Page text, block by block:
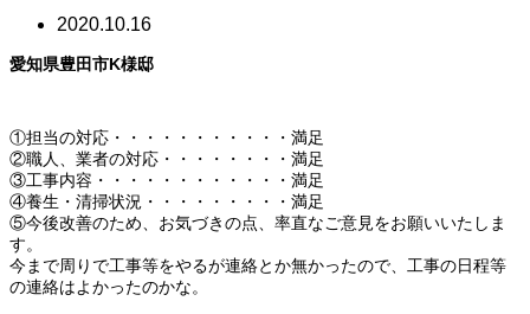
2020.10.16
愛知県豊田市K様邸
①担当の対応・・・・・・・・・・・満足
②職人、業者の対応・・・・・・・・満足
③工事内容・・・・・・・・・・・・満足
④養生・清掃状況・・・・・・・・・満足
⑤今後改善のため、お気づきの点、率直なご意見をお願いいたしま
す。
今まで周りで工事等をやるが連絡とか無かったので、工事の日程等
の連絡はよかったのかな。